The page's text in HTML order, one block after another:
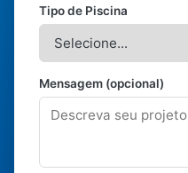
Tipo de Piscina
Mensagem (opcional)